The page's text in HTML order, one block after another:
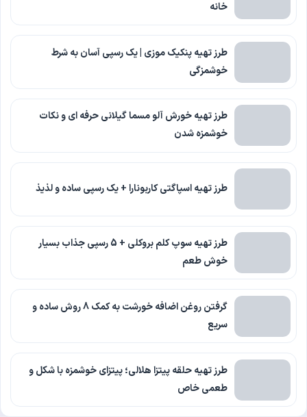
خانه
طرز تهیه پنکیک موزی | یک رسپی آسان به شرط
خوشمزگی
طرز تهیه خورش آلو مسما گیلانی حرفه ای و نکات
خوشمزه شدن
طرز تهیه اسپاگتی کاربونارا + یک رسپی ساده و لذیذ
طرز تهیه سوپ کلم بروکلی + 5 رسپی جذاب بسیار
خوش طعم
گرفتن روغن اضافه خورشت به کمک 8 روش ساده و
سریع
طرز تهیه حلقه پیتزا هلالی؛ پیتزای خوشمزه با شکل و
طعمی خاص